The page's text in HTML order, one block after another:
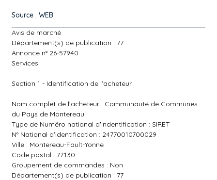
Source : WEB
Avis de marché
Département(s) de publication : 77
Annonce n° 26-57940
Services
Section 1 - Identification de l'acheteur
Nom complet de l'acheteur : Communauté de Communes
du Pays de Montereau
Type de Numéro national d'indentification : SIRET
N° National d'identification : 24770010700029
Ville : Montereau-Fault-Yonne
Code postal : 77130
Groupement de commandes : Non
Département(s) de publication : 77